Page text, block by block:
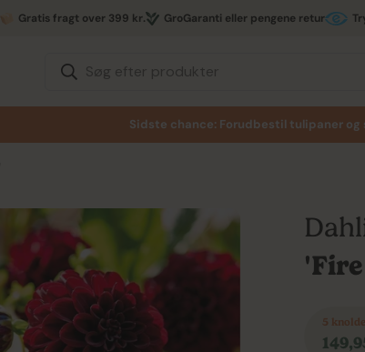
Gratis fragt over 399 kr. GroGaranti eller pengene retur
Søg efter produkter
Sidste chance: Forudbestil tulipaner og
5